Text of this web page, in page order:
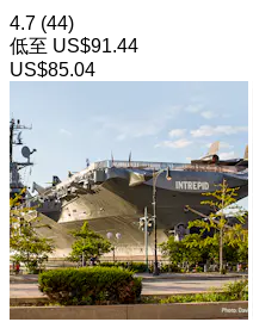
4.7 (44)
低至 US$91.44
US$85.04